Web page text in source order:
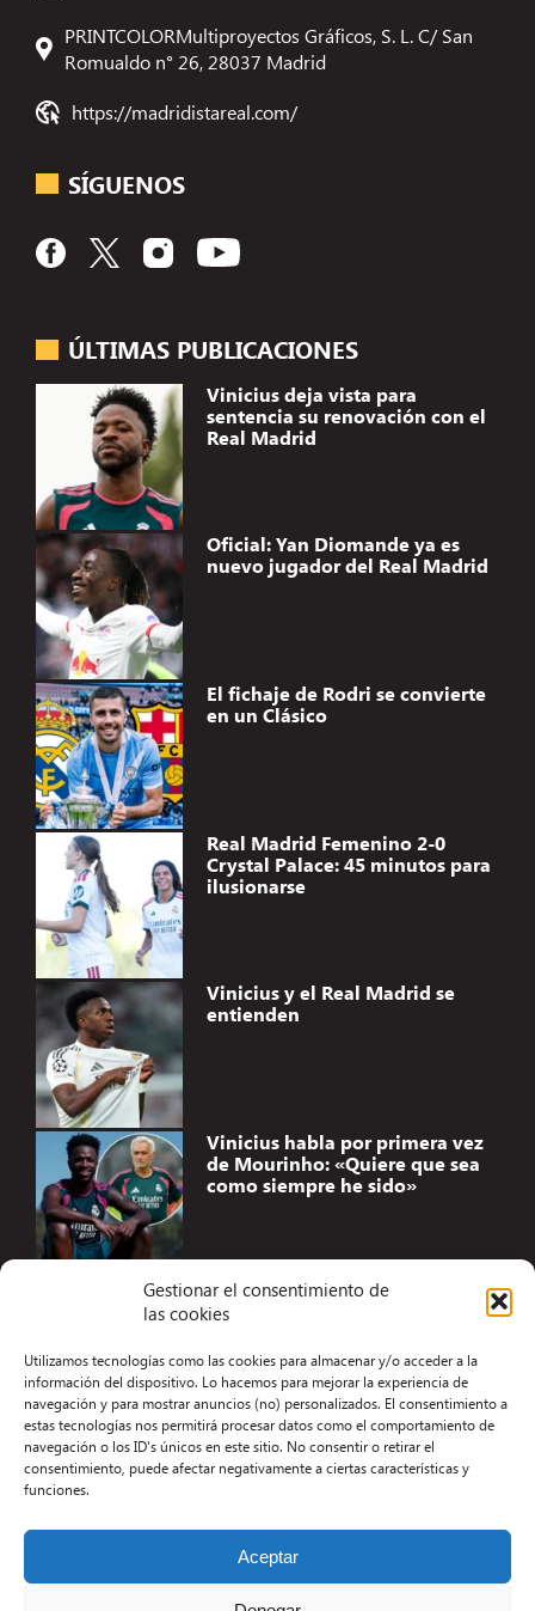
Gestionar el consentimiento de
las cookies
Utilizamos tecnologías como las cookies para almacenar y/o acceder a la
información del dispositivo. Lo hacemos para mejorar la experiencia de
navegación y para mostrar anuncios (no) personalizados. El consentimiento a
estas tecnologías nos permitirá procesar datos como el comportamiento de
navegación o los ID's únicos en este sitio. No consentir o retirar el
consentimiento, puede afectar negativamente a ciertas características y
funciones.
Aceptar
ÚLTIMAS PUBLICACIONES
Vinicius deja vista para
sentencia su renovación con el
Real Madrid
Oficial: Yan Diomande ya es
nuevo jugador del Real Madrid
El fichaje de Rodri se convierte
en un Clásico
Real Madrid Femenino 2-0
Crystal Palace: 45 minutos para
ilusionarse
Vinicius y el Real Madrid se
entienden
Vinicius habla por primera vez
de Mourinho: «Quiere que sea
como siempre he sido»
PRINTCOLORMultiproyectos Gráficos, S. L. C/ San
Romualdo n° 26, 28037 Madrid
https://madridistareal.com/
SÍGUENOS
Aviso Legal
Términos y condiciones
Política de privacidad
Contacto
Desarrollo Web por Kiwop